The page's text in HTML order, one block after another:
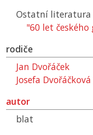
Ostatní literatura
"60 let českého
rodiče
Jan Dvořáček
Josefa
autor
blat